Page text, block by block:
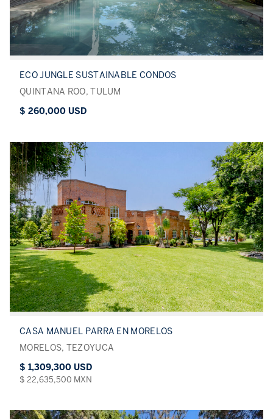
ECO JUNGLE SUSTAINABLE CONDOS
QUINTANA ROO, TULUM
$ 260,000 USD
CASA MANUEL PARRA EN MORELOS
MORELOS, TEZOYUCA
$ 1,309,300 USD
$ 22,635,500 MXN